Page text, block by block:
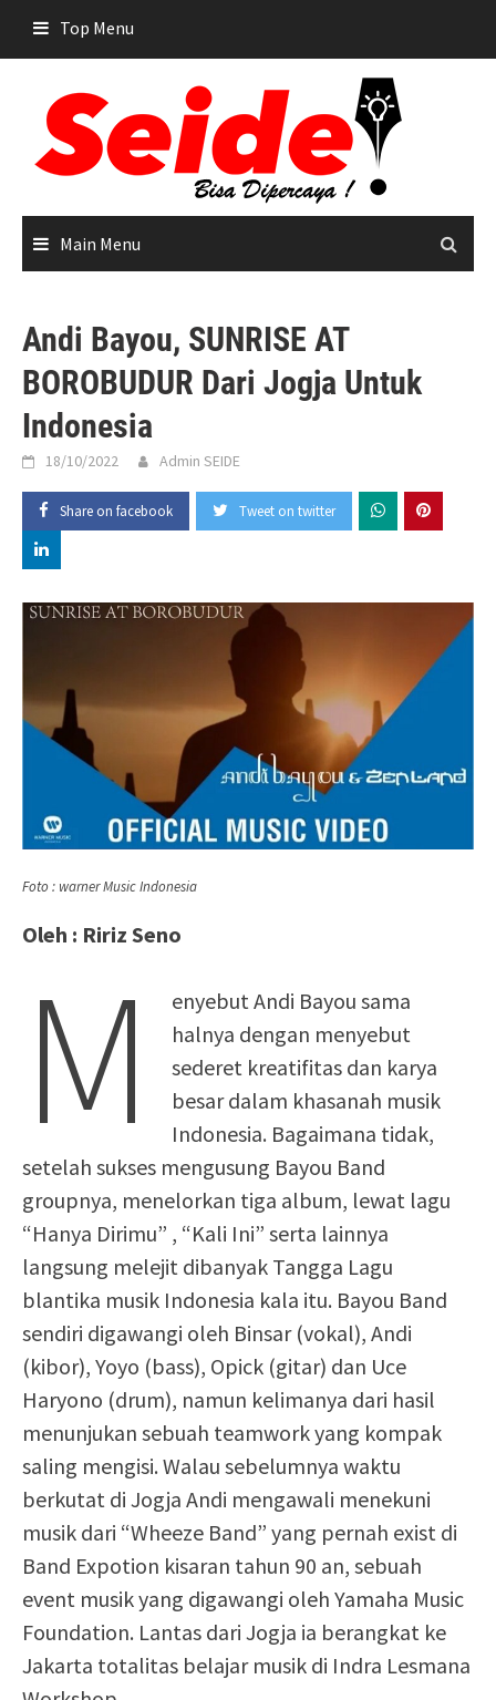
content
Top Menu
Main Menu
Andi Bayou, SUNRISE AT
BOROBUDUR Dari Jogja Untuk
Indonesia
18/10/2022 Admin SEIDE
Share on facebook Tweet on twitter
Foto : warner Music Indonesia
Oleh : Ririz Seno
M
enyebut Andi Bayou sama
halnya dengan menyebut
sederet kreatifitas dan karya
besar dalam khasanah musik
Indonesia. Bagaimana tidak,
setelah sukses mengusung Bayou Band
groupnya, menelorkan tiga album, lewat lagu
“Hanya Dirimu” , “Kali Ini” serta lainnya
langsung melejit dibanyak Tangga Lagu
blantika musik Indonesia kala itu. Bayou Band
sendiri digawangi oleh Binsar (vokal), Andi
(kibor), Yoyo (bass), Opick (gitar) dan Uce
Haryono (drum), namun kelimanya dari hasil
menunjukan sebuah teamwork yang kompak
saling mengisi. Walau sebelumnya waktu
berkutat di Jogja Andi mengawali menekuni
musik dari “Wheeze Band” yang pernah exist di
Band Expotion kisaran tahun 90 an, sebuah
event musik yang digawangi oleh Yamaha Music
Foundation. Lantas dari Jogja ia berangkat ke
Jakarta totalitas belajar musik di Indra Lesmana